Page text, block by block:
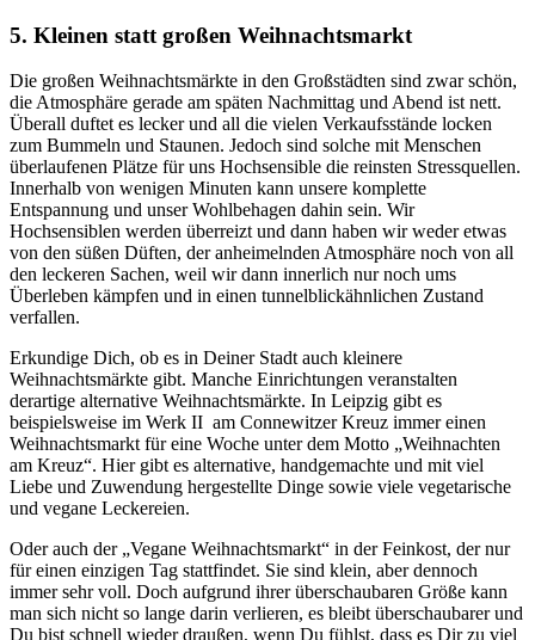
5. Kleinen statt großen Weihnachtsmarkt
Die großen Weihnachtsmärkte in den Großstädten sind zwar schön,
die Atmosphäre gerade am späten Nachmittag und Abend ist nett.
Überall duftet es lecker und all die vielen Verkaufsstände locken
zum Bummeln und Staunen. Jedoch sind solche mit Menschen
überlaufenen Plätze für uns Hochsensible die reinsten Stressquellen.
Innerhalb von wenigen Minuten kann unsere komplette
Entspannung und unser Wohlbehagen dahin sein. Wir
Hochsensiblen werden überreizt und dann haben wir weder etwas
von den süßen Düften, der anheimelnden Atmosphäre noch von all
den leckeren Sachen, weil wir dann innerlich nur noch ums
Überleben kämpfen und in einen tunnelblickähnlichen Zustand
verfallen.
Erkundige Dich, ob es in Deiner Stadt auch kleinere
Weihnachtsmärkte gibt. Manche Einrichtungen veranstalten
derartige alternative Weihnachtsmärkte. In Leipzig gibt es
beispielsweise im Werk II am Connewitzer Kreuz immer einen
Weihnachtsmarkt für eine Woche unter dem Motto „Weihnachten
am Kreuz“. Hier gibt es alternative, handgemachte und mit viel
Liebe und Zuwendung hergestellte Dinge sowie viele vegetarische
und vegane Leckereien.
Oder auch der „Vegane Weihnachtsmarkt“ in der Feinkost, der nur
für einen einzigen Tag stattfindet. Sie sind klein, aber dennoch
immer sehr voll. Doch aufgrund ihrer überschaubaren Größe kann
man sich nicht so lange darin verlieren, es bleibt überschaubarer und
Du bist schnell wieder draußen, wenn Du fühlst, dass es Dir zu viel